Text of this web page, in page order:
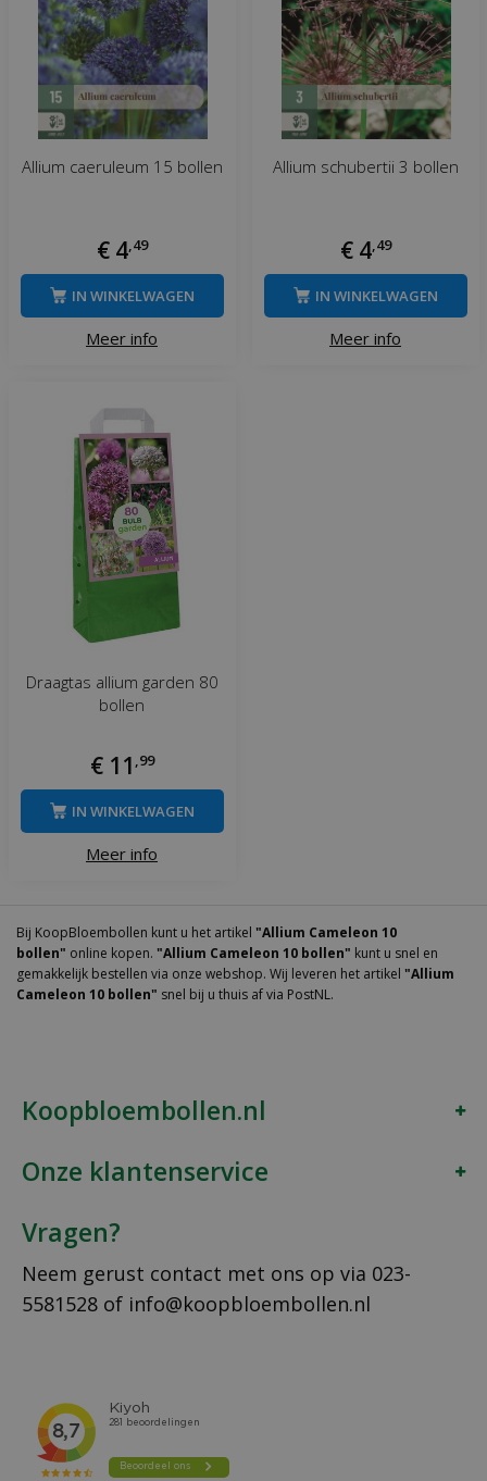
Allium caeruleum 15 bollen
€ 4,49
Meer info
IN WINKELWAGEN
Allium schubertii 3 bollen
€ 4,49
Meer info
IN WINKELWAGEN
Draagtas allium garden 80
bollen
€ 11 ,99
Meer info
IN WINKELWAGEN
Bij KoopBloembollen kunt u het artikel "Allium Cameleon 10
bollen" online kopen. "Allium Cameleon 10 bollen" kunt u snel en
gemakkelijk bestellen via onze webshop. Wij leveren het artikel "Allium
Cameleon 10 bollen" snel bij u thuis af via PostNL.
Koopbloembollen.nl
Onze klantenservice
Vragen?
Neem gerust contact met ons op via 023-
5581528 of info@koopbloembollen.nl